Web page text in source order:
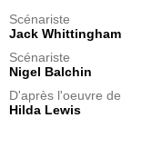
Scénariste
Jack Whittingham
Scénariste
Nigel Balchin
D'après l'oeuvre de
Hilda Lewis